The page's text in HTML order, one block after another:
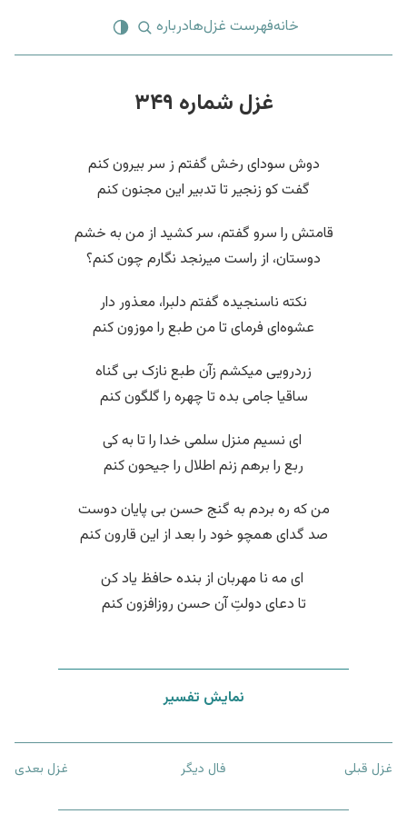
خانهفهرست غزل‌هادرباره
غزل شماره ۳۴۹
دوش سودای رخش گفتم ز سر بیرون کنم
گفت کو زنجیر تا تدبیر این مجنون کنم
قامتش را سرو گفتم، سر کشید از من به خشم
دوستان، از راست میرنجد نگارم چون کنم؟
نکته ناسنجیده گفتم دلبرا، معذور دار
عشوه‌ای فرمای تا من طبع را موزون کنم
زردرویی میکشم زآن طبع نازک بی گناه
ساقیا جامی بده تا چهره را گلگون کنم
‌ ای نسیم منزل سلمی خدا را تا به کی
ربع را برهم زنم اطلال را جیحون کنم
من که ره بردم به گنج حسن بی پایان دوست
صد گدای همچو خود را بعد از این قارون کنم
‌ ای مه نا مهربان از بنده حافظ یاد کن
تا دعای دولتِ آن حسن روزافزون کنم
نمایش تفسیر
غزل قبلی فال دیگر غزل بعدی